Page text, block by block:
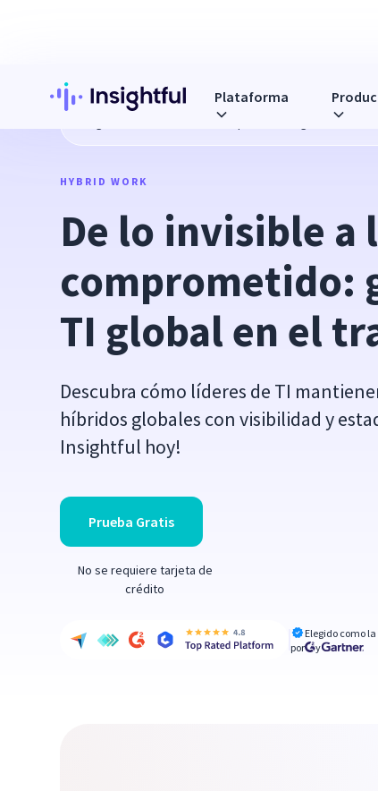
Plataforma
De lo invisible a lo comprometido: gestión de la
HYBRID WORK
De lo invisible a
comprometido:
TI global en el
Descubra cómo líderes de TI
híbridos globales con visibilidad y
Insightful hoy!
Prueba Gratis
No se requiere tarjeta de
crédito
Elegido como
por
y